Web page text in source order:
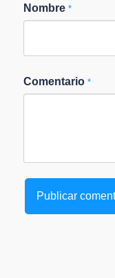
Nombre *
Comentario *